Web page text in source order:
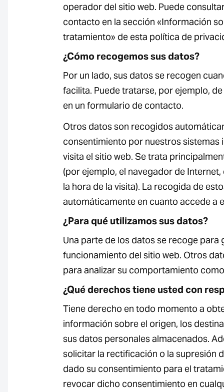
operador del sitio web. Puede
contacto en la sección «Información
tratamiento» de esta política de
¿Cómo recogemos sus datos?
Por un lado, sus datos se recogen
facilita. Puede tratarse, por ejemplo,
en un formulario de contacto.
Otros datos son recogidos
consentimiento por nuestros
visita el sitio web. Se trata
(por ejemplo, el navegador de
la hora de la visita). La recogida de
automáticamente en cuanto accede a
¿Para qué utilizamos sus datos?
Una parte de los datos se recoge
funcionamiento del sitio web. Otros
para analizar su comportamiento
¿Qué derechos tiene usted con
Tiene derecho en todo momento a
información sobre el origen, los
sus datos personales almacenados.
solicitar la rectificación o la supresión
dado su consentimiento para el
revocar dicho consentimiento en